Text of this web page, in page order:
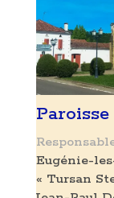
Eugénie-
« Tursan